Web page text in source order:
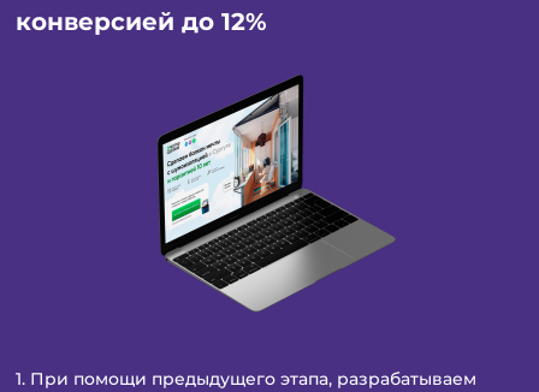
конверсией до 12%
1. При помощи предыдущего этапа, разрабатываем